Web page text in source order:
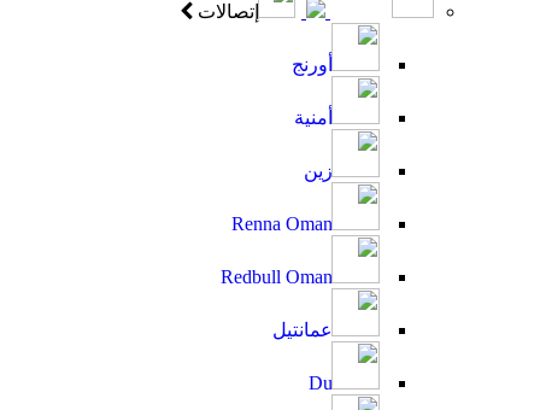
إتصالات
أورنج
أمنية
زين
Renna Oman
Redbull Oman
عمانتيل
Du